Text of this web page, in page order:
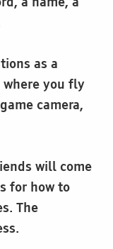
a name, a
as a
where you fly
camera,
will come
for how to
The